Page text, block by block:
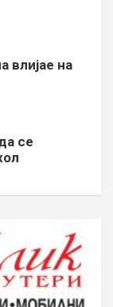
влијае на
се